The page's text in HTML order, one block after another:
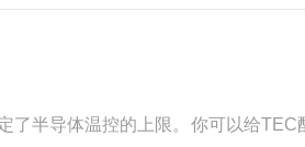
半导体温控的上限。你可以给